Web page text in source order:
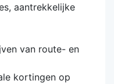
aantrekkelijke
van route- en
kortingen op